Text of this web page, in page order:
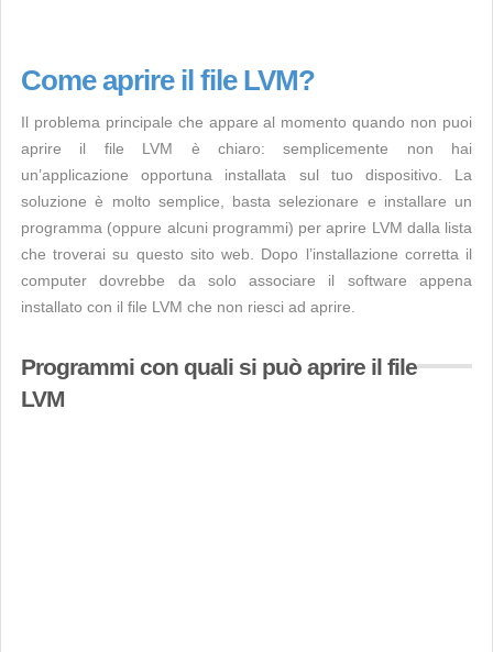
Come aprire il file LVM?
Il problema principale che appare al momento quando non puoi
aprire il file LVM è chiaro: semplicemente non hai
un’applicazione opportuna installata sul tuo dispositivo. La
soluzione è molto semplice, basta selezionare e installare un
programma (oppure alcuni programmi) per aprire LVM dalla lista
che troverai su questo sito web. Dopo l’installazione corretta il
computer dovrebbe da solo associare il software appena
installato con il file LVM che non riesci ad aprire.
Programmi con quali si può aprire il file
LVM